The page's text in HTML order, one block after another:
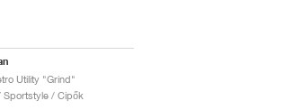
Utility "Grind"
Sportstyle / Cipők